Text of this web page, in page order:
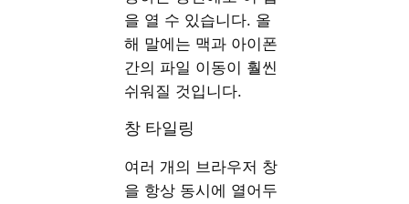
을 열 수 있습니다. 올
해 말에는 맥과 아이폰
간의 파일 이동이 훨씬
쉬워질 것입니다.
창 타일링
여러 개의 브라우저 창
을 항상 동시에 열어두